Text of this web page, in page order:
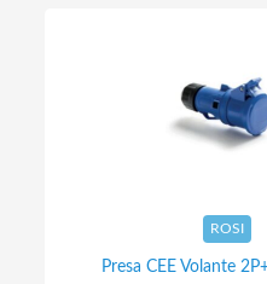
ROSI
Presa CEE Volante